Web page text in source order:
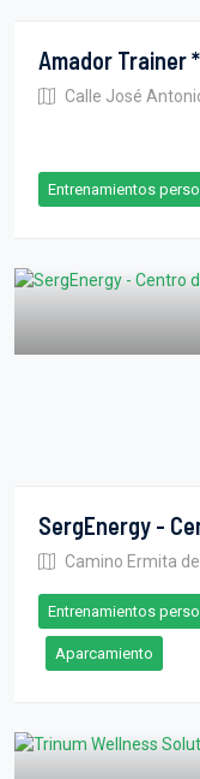
Amador Trainer
Calle José
Entrenamientos
SergEnergy -
Camino Ermita
Entrenamientos
Aparcamiento